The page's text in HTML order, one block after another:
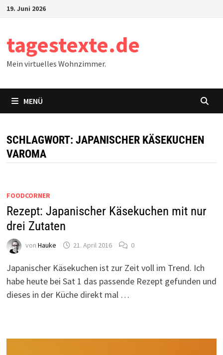
Zum19. Juni 2026
tagestexte.de
Mein virtuelles Wohnzimmer.
MENÜ
SCHLAGWORT: JAPANISCHER KÄSEKUCHEN
VAROMA
FOODCORNER
Rezept: Japanischer Käsekuchen mit nur
drei Zutaten
von Hauke 21. April 2016 0
Japanischer Käsekuchen ist zur Zeit voll im Trend. Ich
habe heute bei Sat 1 das passende Rezept gefunden und
dieses in der Küche direkt mal …